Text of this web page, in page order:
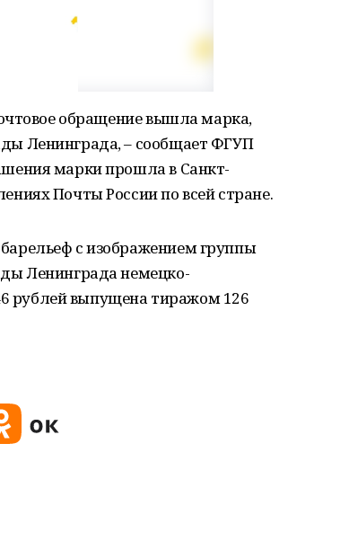
обращение вышла марка,
Ленинграда, – сообщает ФГУП
марки прошла в Санкт-
Почты России по всей стране.
с изображением группы
Ленинграда немецко-
рублей выпущена тиражом 126